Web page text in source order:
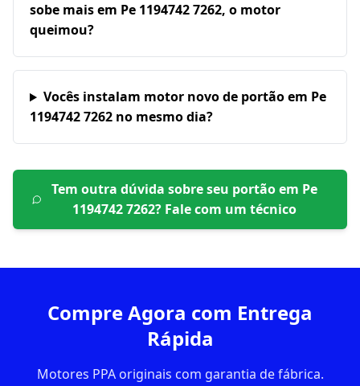
sobe mais em Pe 1194742 7262, o motor
queimou?
Vocês instalam motor novo de portão em Pe
1194742 7262 no mesmo dia?
Tem outra dúvida sobre seu portão em Pe
1194742 7262? Fale com um técnico
Compre Agora com Entrega
Rápida
Motores PPA originais com garantia de fábrica.